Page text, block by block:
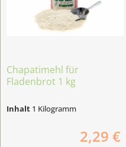
Chapatimehl für
Fladenbrot 1 kg
Inhalt 1 Kilogramm
2,29 €